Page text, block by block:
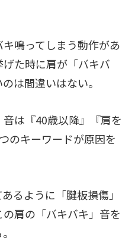
鳴ってしまう動作があ
た時に肩が「バキバ
は間違いはない。
は『40歳以降』『肩を
のキーワードが原因を
るように「腱板損傷」
肩の「バキバキ」音を